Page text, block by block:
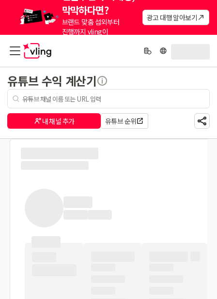
막막하다면?
브랜드 맞춤 섭외부터
진행까지 vling이
광고 대행 알아보기
유튜브 수익 계산기
내 채널 추가 유튜브 순위